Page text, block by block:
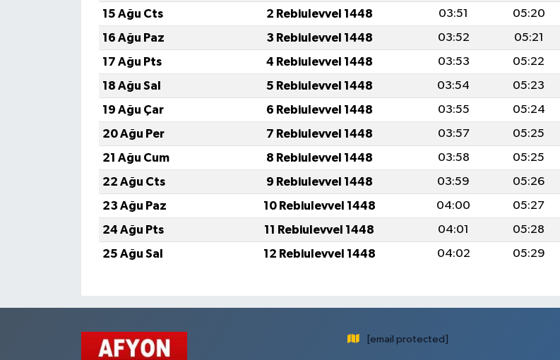
15 Ağu Cts
2 Rebiulevvel 1448 03:51 05:20
16 Ağu Paz
3 Rebiulevvel 1448 03:52 05:21
17 Ağu Pts
4 Rebiulevvel 1448 03:53 05:22
18 Ağu Sal
5 Rebiulevvel 1448 03:54 05:23
19 Ağu Çar
6 Rebiulevvel 1448 03:55 05:24
20 Ağu Per
7 Rebiulevvel 1448 03:57 05:25
21 Ağu Cum
8 Rebiulevvel 1448 03:58 05:25
22 Ağu Cts
9 Rebiulevvel 1448 03:59 05:26
23 Ağu Paz
10 Rebiulevvel 1448 04:00 05:27
24 Ağu Pts
11 Rebiulevvel 1448 04:01 05:28
25 Ağu Sal
12 Rebiulevvel 1448 04:02 05:29
[email protected]